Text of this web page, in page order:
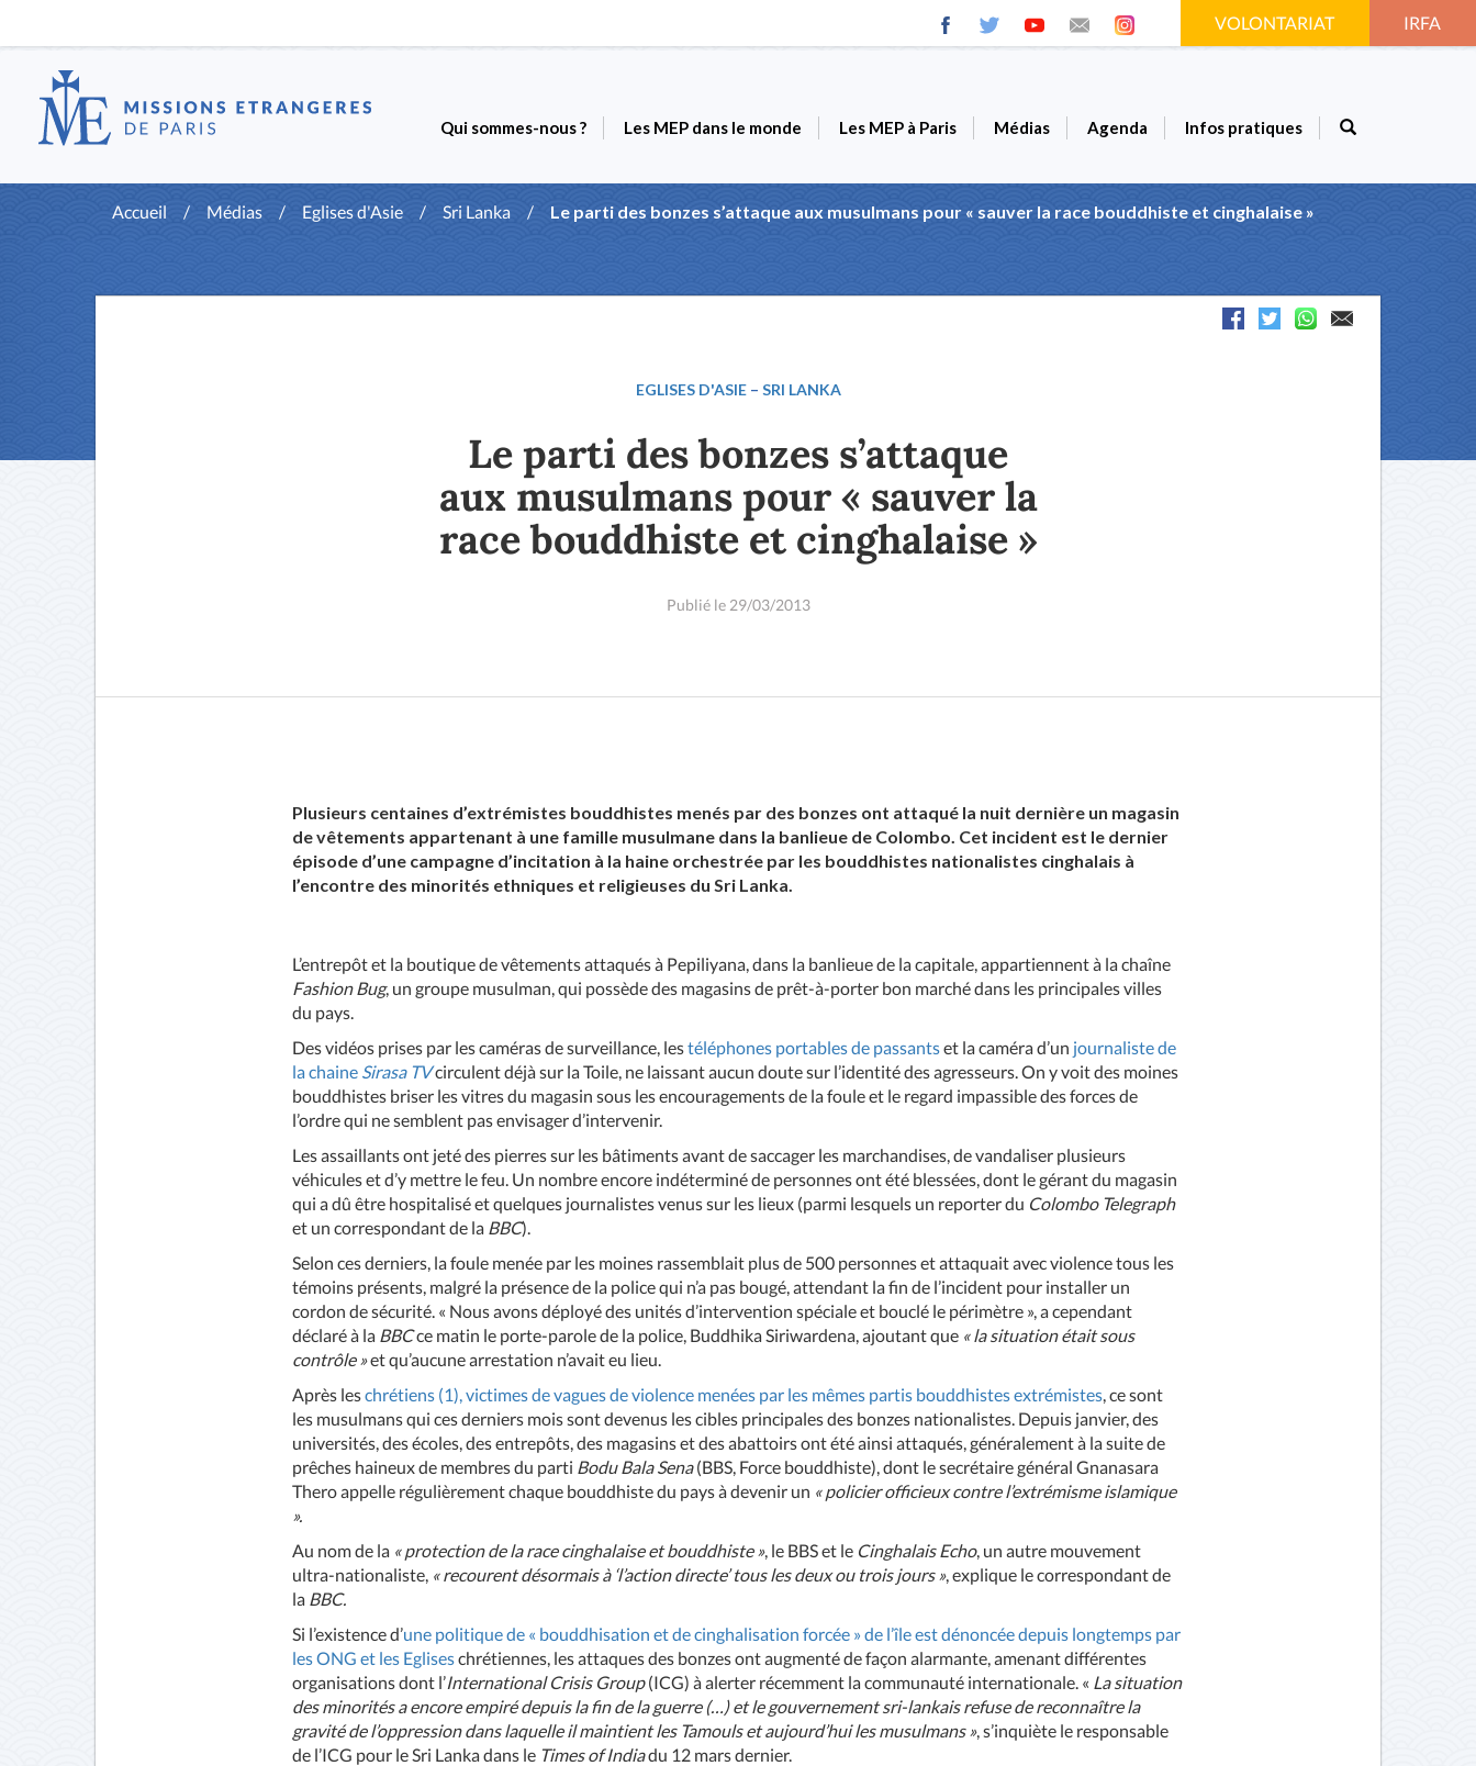
VOLONTARIAT IRFA
Qui sommes-nous ? Les MEP dans le monde Les MEP à Paris Médias Agenda Infos pratiques
Accueil / Médias / Eglises d'Asie / Sri Lanka / Le parti des bonzes s’attaque aux musulmans pour « sauver la race bouddhiste et cinghalaise »
EGLISES D'ASIE– SRI LANKA
Le parti des bonzes s’attaque
aux musulmans pour « sauver la
race bouddhiste et cinghalaise »
Publié le 29/03/2013
Plusieurs centaines d’extrémistes bouddhistes menés par des bonzes ont attaqué la nuit dernière un magasin
de vêtements appartenant à une famille musulmane dans la banlieue de Colombo. Cet incident est le dernier
épisode d’une campagne d’incitation à la haine orchestrée par les bouddhistes nationalistes cinghalais à
l’encontre des minorités ethniques et religieuses du Sri Lanka.
L’entrepôt et la boutique de vêtements attaqués à Pepiliyana, dans la banlieue de la capitale, appartiennent à la chaîne
Fashion Bug, un groupe musulman, qui possède des magasins de prêt-à-porter bon marché dans les principales villes
du pays.
Des vidéos prises par les caméras de surveillance, lestéléphones portables de passantset la caméra d’un journaliste de
la chaine Sirasa TVcirculent déjà sur la Toile, ne laissant aucun doute sur l’identité des agresseurs. On y voit des moines
bouddhistes briser les vitres du magasin sous les encouragements de la foule et le regard impassible des forces de
l’ordre qui ne semblent pas envisager d’intervenir.
Les assaillants ont jeté des pierres sur les bâtiments avant de saccager les marchandises, de vandaliser plusieurs
véhicules et d’y mettre le feu. Un nombre encore indéterminé de personnes ont été blessées, dont le gérant du magasin
qui a dû être hospitalisé et quelques journalistes venus sur les lieux (parmi lesquels un reporter du Colombo Telegraph
et un correspondant de la BBC).
Selon ces derniers, la foule menée par les moines rassemblait plus de 500 personnes et attaquait avec violence tous les
témoins présents, malgré la présence de la police qui n’a pas bougé, attendant la fin de l’incident pour installer un
cordon de sécurité. « Nous avons déployé des unités d’intervention spéciale et bouclé le périmètre », a cependant
déclaré à la BBCce matin le porte-parole de la police, Buddhika Siriwardena, ajoutant que « la situation était sous
contrôle »et qu’aucune arrestation n’avait eu lieu.
Après leschrétiens (1), victimes de vagues de violence menées par les mêmes partis bouddhistes extrémistes, ce sont
les musulmans qui ces derniers mois sont devenus les cibles principales des bonzes nationalistes. Depuis janvier, des
universités, des écoles, des entrepôts, des magasins et des abattoirs ont été ainsi attaqués, généralement à la suite de
prêches haineux de membres du parti Bodu Bala Sena(BBS, Force bouddhiste), dont le secrétaire général Gnanasara
Thero appelle régulièrement chaque bouddhiste du pays à devenir un « policier officieux contre l’extrémisme islamique
».
Au nom de la « protection de la race cinghalaise et bouddhiste », le BBS et le Cinghalais Echo, un autre mouvement
ultra-nationaliste, « recourent désormais à ‘l’action directe’ tous les deux ou trois jours », explique le correspondant de
la BBC.
Si l’existence d’une politique de « bouddhisation et de cinghalisation forcée » de l’île est dénoncée depuis longtemps par
les ONG et les Egliseschrétiennes, les attaques des bonzes ont augmenté de façon alarmante, amenant différentes
organisations dont l’International Crisis Group(ICG) à alerter récemment la communauté internationale. « La situation
des minorités a encore empiré depuis la fin de la guerre (…) et le gouvernement sri-lankais refuse de reconnaître la
gravité de l’oppression dans laquelle il maintient les Tamouls et aujourd’hui les musulmans », s’inquiète le responsable
de l’ICG pour le Sri Lanka dans le Times of Indiadu 12 mars dernier.